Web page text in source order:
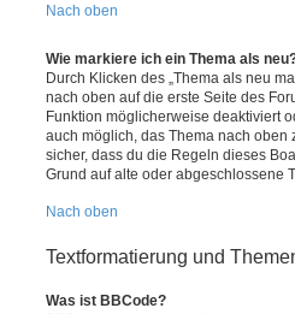
Nach oben
Wie markiere ich ein Thema als
Durch Klicken des „Thema als neu
nach oben auf die erste Seite des
Funktion möglicherweise deaktiviert
auch möglich, das Thema nach
sicher, dass du die Regeln dieses
Grund auf alte oder abgeschlossene
Nach oben
Textformatierung und
Was ist BBCode?